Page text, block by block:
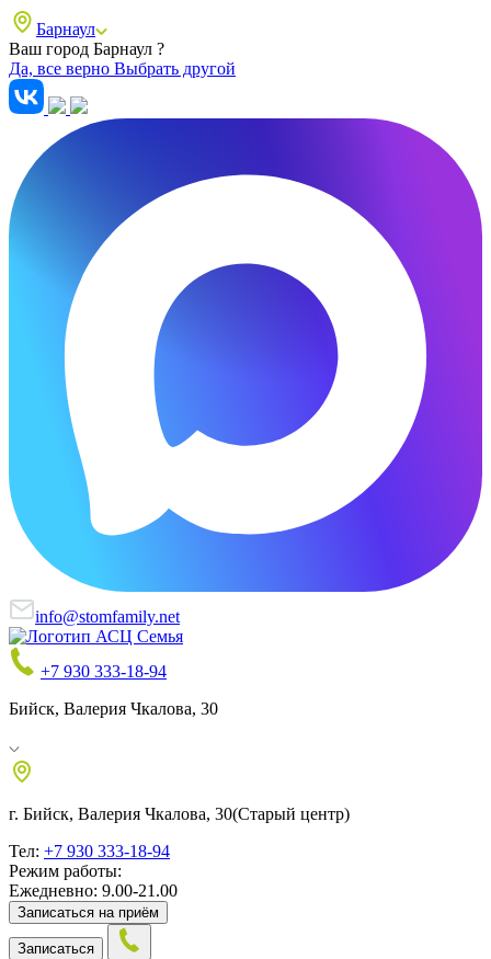
Барнаул
Ваш город Барнаул ?
Да, все верно Выбрать другой
info@stomfamily.net
+7 930 333-18-94
Бийск, Валерия Чкалова, 30
г. Бийск, Валерия Чкалова, 30(Старый центр)
Тел: +7 930 333-18-94
Режим работы:
Ежедневно: 9.00-21.00
Записаться на приём
Записаться